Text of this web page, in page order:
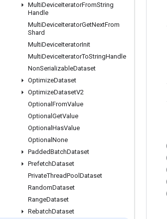
MultiDeviceIteratorFromString
Handle
MultiDeviceIteratorGetNextFrom
Shard
MultiDeviceIteratorInit
MultiDeviceIteratorToStringHandle
NonSerializableDataset
OptimizeDataset
OptimizeDatasetV2
Optional FromValue
Optional GetValue
Optional HasValue
Optional None
PaddedBatchDataset
PrefetchDataset
PrivateThreadPool Dataset
RandomDataset
RangeDataset
RebatchDataset